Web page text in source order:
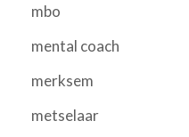
mbo
mental coach
merksem
metselaar